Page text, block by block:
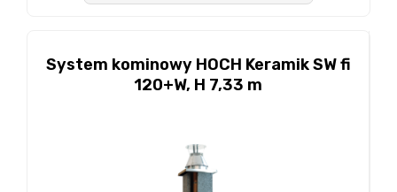
System kominowy HOCH Keramik SW fi
120+W, H 7,33 m